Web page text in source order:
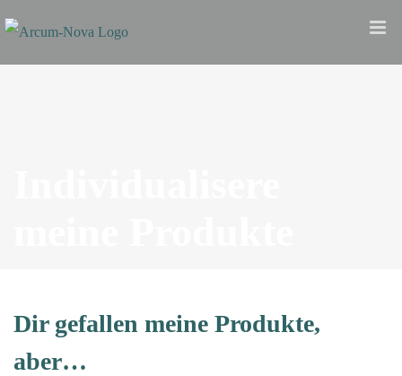
Inhalt
Dir gefallen meine Produkte,
aber…